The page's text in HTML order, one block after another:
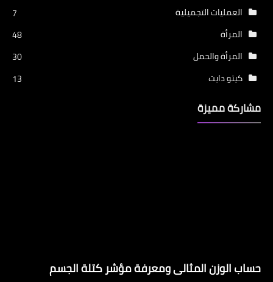
العمليات التجميلية
7
المرأة
48
المرأة والحمل
30
كيتو دايت
13
مشاركة مميزة
حساب الوزن المثالى ومعرفة مؤشر كتلة الجسم